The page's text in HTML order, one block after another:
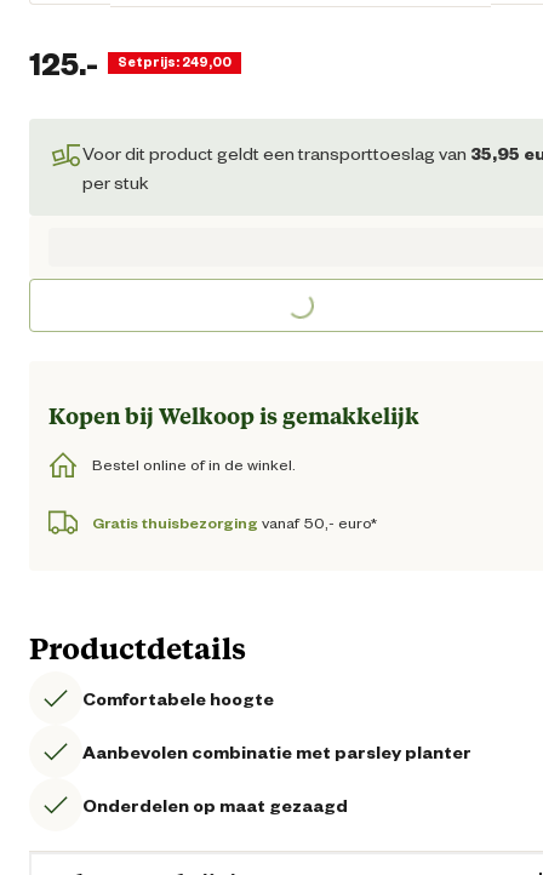
125.-
Huidige prijs € 125,00
Setprijs: 249,00
Voor dit product geldt een transporttoeslag van 35,95
per stuk
Loading...
Kopen bij Welkoop is gemakkelijk
Bestel online of in de winkel.
Gratis thuisbezorging vanaf 50,- euro*
Productdetails
Comfortabele hoogte
Aanbevolen combinatie met parsley planter
Onderdelen op maat gezaagd